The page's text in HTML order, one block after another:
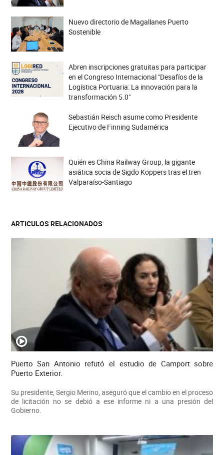
Nuevo directorio de Magallanes Puerto
Sostenible
Abren inscripciones gratuitas para participar
en el Congreso Internacional "Desafíos de la
Logística Portuaria: La innovación para la
transformación 5.0"
Sebastián Reisch asume como Presidente
Ejecutivo de Finning Sudamérica
Quién es China Railway Group, la gigante
asiática socia de Sigdo Koppers tras el tren
Valparaíso-Santiago
ARTICULOS RELACIONADOS
Puerto San Antonio refutó el estudio de Camport sobre
Puerto Exterior.
Su presidente, Sergio Merino, aseguró que el cambio en el proceso
de licitación no se debió a ese informe ni a una presión del
Gobierno.